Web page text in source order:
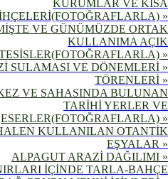
KURUMLAR VE KISA
»
VE GÜNÜMÜZDE ORTAK
KULLANIMA AÇIK
»
SULAMASI VE DÖNEMLERİ »
TÖRENLERİ »
VE SAHASINDA BULUNAN
TARİHİ YERLER VE
ESERLER(FOTOĞRAFLARLA) »
KULLANILAN OTANTİK
EŞYALAR »
ALPAGUT ARAZİ DAĞILIMI »
İÇİNDE TARLA-BAHÇE